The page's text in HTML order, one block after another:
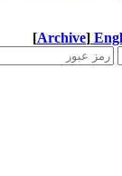
[Archive]